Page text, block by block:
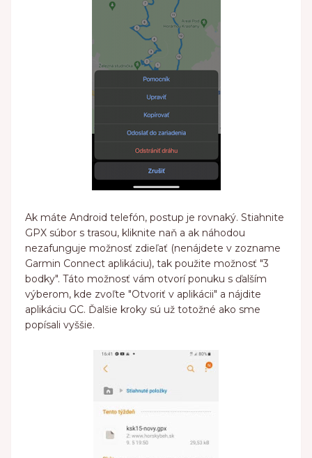
Ak máte Android telefón, postup je rovnaký. Stiahnite
GPX súbor s trasou, kliknite naň a ak náhodou
nezafunguje možnosť zdieľať (nenájdete v zozname
Garmin Connect aplikáciu), tak použite možnosť "3
bodky". Táto možnosť vám otvorí ponuku s ďalším
výberom, kde zvoľte "Otvoriť v aplikácii" a nájdite
aplikáciu GC. Ďalšie kroky sú už totožné ako sme
popísali vyššie.